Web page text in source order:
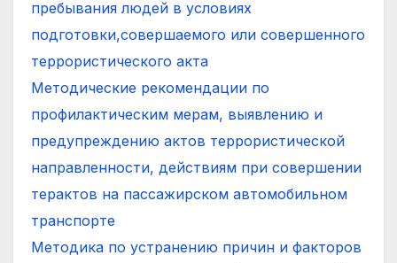
пребывания людей в условиях
подготовки,совершаемого или совершенного
террористического акта
Методические рекомендации по
профилактическим мерам, выявлению и
предупреждению актов террористической
направленности, действиям при совершении
терактов на пассажирском автомобильном
транспорте
Методика по устранению причин и факторов